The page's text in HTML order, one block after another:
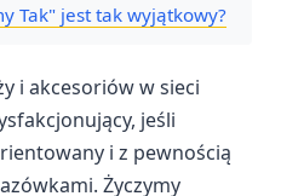
Tak" jest tak wyjątkowy?
i akcesoriów w sieci
jeśli
i z pewnością
Życzymy